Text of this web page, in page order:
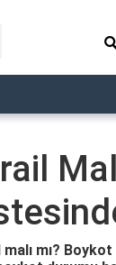
mı?